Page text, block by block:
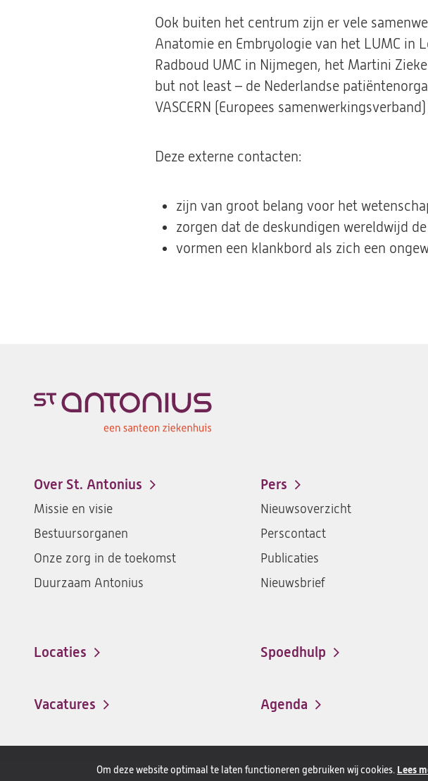
Om deze website optimaal te laten functioneren gebruiken wij cookies. Lees
Ook buiten het centrum zijn er vele
Anatomie en Embryologie van het LUMC in
Radboud UMC in Nijmegen, het Martini
but not least – de Nederlandse
VASCERN (Europees
Deze externe contacten:
zijn van groot belang voor het
zorgen dat de deskundigen wereldwijd
vormen een klankbord als zich een
Footer-
menu
Over St. Antonius
Missie en visie
Bestuursorganen
Onze zorg in de toekomst
Duurzaam Antonius
Pers
Nieuwsoverzicht
Perscontact
Publicaties
Nieuwsbrief
Locaties Spoedhulp
Vacatures
(opent
Agenda